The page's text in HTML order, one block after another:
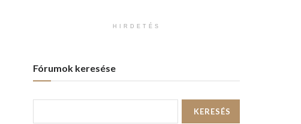
HIRDETÉS
Fórumok keresése